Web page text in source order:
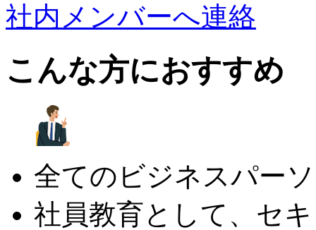
社内メンバーへ連絡
こんな方におすすめ
全てのビジネスパー
社員教育として、セ